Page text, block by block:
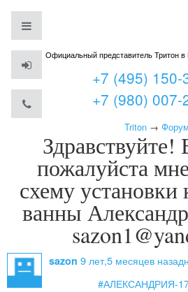
Официальный представитель Тритон
+7 (495) 150-
+7 (980) 007-
Triton→ Форум
пожалуйста
схему установки
ванны
sazon 9 лет,5 месяцев назад
#АЛЕКСАНДРИЯ-